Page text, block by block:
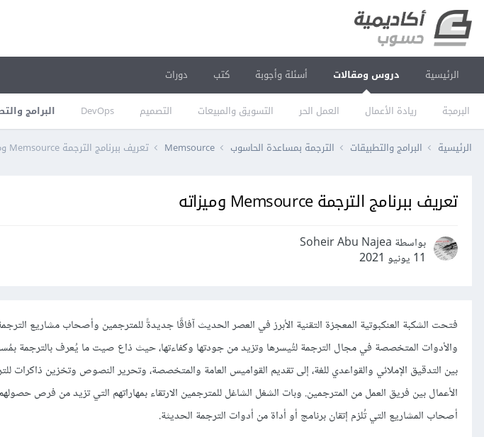
الرئيسية دروس ومقالات
البرمجة ريادة الأعمال العمل الحر التسويق والمبيعات التصميم DevOps البرامج
أسئلة وأجوبة كتب دورات
الرئيسية البرامج والتطبيقات الترجمة بمساعدة الحاسوب Memsource تعريف ببرنامج الترجمة Memsource وميزاته
تعريف ببرنامج الترجمة Memsource وميزاته
بواسطة Soheir Abu Najea
11 يونيو 2021
فتحت الشكبة العنكبوتية المعجزة التقنية الأبرز في العصر الحديث آفاقًا جديدةً للمترجمين وأصحاب مشاريع
بين التدقيق الإملائي والقواعدي للغة، إلى تقديم القواميس العامة والمتخصصة، وتحرير النصوص وتخزين ذاكرات
الأعمال بين فريق العمل من المترجمين. وبات الشغل الشاغل للمترجمين الارتقاء بمهاراتهم التي تزيد من فرص
أصحاب المشاريع التي تُلزم إتقان برنامج أو أداة من أدوات الترجمة الحديثة.